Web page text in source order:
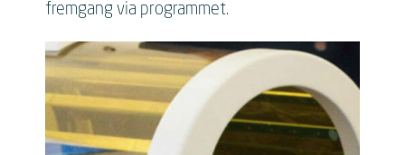
fremgang via programmet.